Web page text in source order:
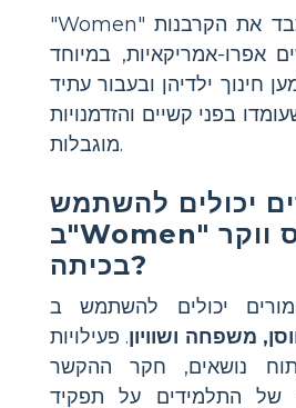
"Women" של אליס ווקר מכבד את הקרבנות
אפרו-אמריקאיות, במיוחד
חינוך ילדיהן ובעבור עתיד
בפני קשיים והזדמנויות
מוגבלות.
יכולים להשתמש
ב"Women" של אליס ווקר
בכיתה?
יכולים להשתמש ב
משפחה ושוויון. פעילויות
נושאים, חקר ההקשר
של התלמידים על תפקיד